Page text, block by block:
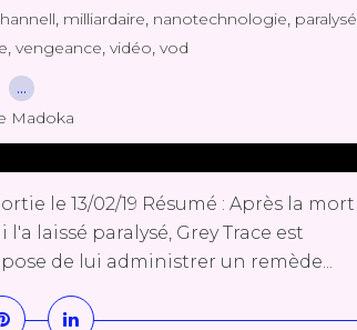
, milliardaire, nanotechnologie, paralysé
, vengeance, vidéo, vod
…
Madoka
le 13/02/19 Résumé : Après la mort
laissé paralysé, Grey Trace est
de lui administrer un remède...